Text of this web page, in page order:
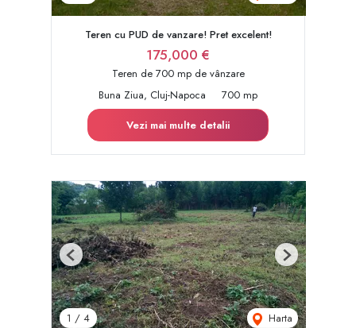
Teren cu PUD de vanzare! Pret excelent!
175,000 €
Teren de 700 mp de vânzare
Buna Ziua, Cluj-Napoca
700 mp
Vezi mai multe detalii
1 / 4 Harta
Previous Next